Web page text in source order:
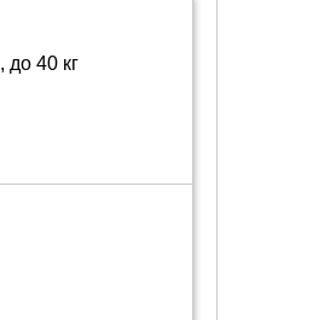
40 кг